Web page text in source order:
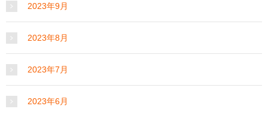
2023年9月
2023年8月
2023年7月
2023年6月